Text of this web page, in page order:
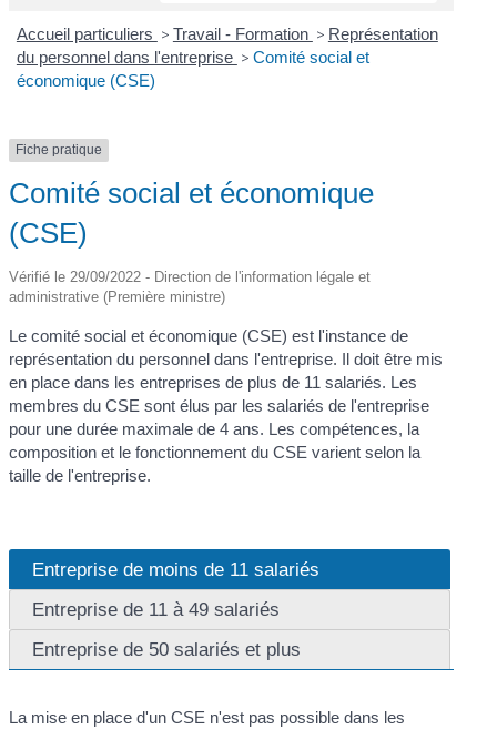
Accueil particuliers > Travail - Formation > Représentation
du personnel dans l'entreprise > Comité social et
économique (CSE)
Fiche pratique
Comité social et économique
(CSE)
Vérifié le 29/09/2022 - Direction de l'information légale et
administrative (Première ministre)
Le comité social et économique (CSE) est l'instance de
représentation du personnel dans l'entreprise. Il doit être mis
en place dans les entreprises de plus de 11 salariés. Les
membres du CSE sont élus par les salariés de l'entreprise
pour une durée maximale de 4 ans. Les compétences, la
composition et le fonctionnement du CSE varient selon la
taille de l'entreprise.
Entreprise de moins de 11 salariés
Entreprise de 11 à 49 salariés
Entreprise de 50 salariés et plus
La mise en place d'un CSE n'est pas possible dans les